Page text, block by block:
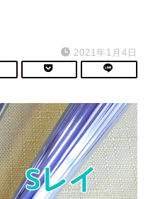
2021年1月4日